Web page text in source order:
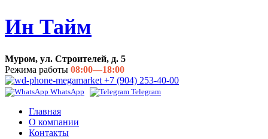
Ин Тайм
Муром, ул. Строителей, д. 5
Режима работы 08:00—18:00
+7 (904) 253-40-00
WhatsApp Telegram
Главная
О компании
Контакты